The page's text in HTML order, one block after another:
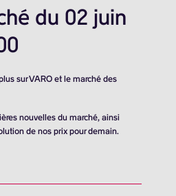
du 02 juin
sur VARO et le marché des
nouvelles du marché, ainsi
de nos prix pour demain.